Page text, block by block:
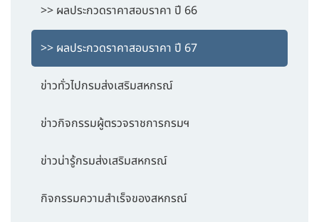
>> ผลประกวดราคาสอบราคา ปี 66
>> ผลประกวดราคาสอบราคา ปี 67
ข่าวทั่วไปกรมส่งเสริมสหกรณ์
ข่าวกิจกรรมผู้ตรวจราชการกรมฯ
ข่าวน่ารู้กรมส่งเสริมสหกรณ์
กิจกรรมความสำเร็จของสหกรณ์